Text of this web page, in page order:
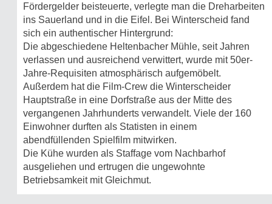
Fördergelder beisteuerte, verlegte man die Dreharbeiten
ins Sauerland und in die Eifel. Bei Winterscheid fand
sich ein authentischer Hintergrund:
Die abgeschiedene Heltenbacher Mühle, seit Jahren
verlassen und ausreichend verwittert, wurde mit 50er-
Jahre-Requisiten atmosphärisch aufgemöbelt.
Außerdem hat die Film-Crew die Winterscheider
Hauptstraße in eine Dorfstraße aus der Mitte des
vergangenen Jahrhunderts verwandelt. Viele der 160
Einwohner durften als Statisten in einem
abendfüllenden Spielfilm mitwirken.
Die Kühe wurden als Staffage vom Nachbarhof
ausgeliehen und ertrugen die ungewohnte
Betriebsamkeit mit Gleichmut.